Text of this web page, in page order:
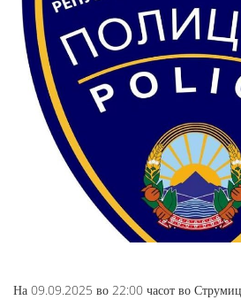
На 09.09.2025 во 22:00 часот во